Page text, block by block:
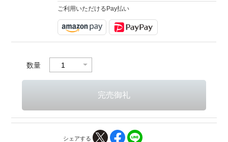
ご利用いただけるPay払い
数量
シェアする